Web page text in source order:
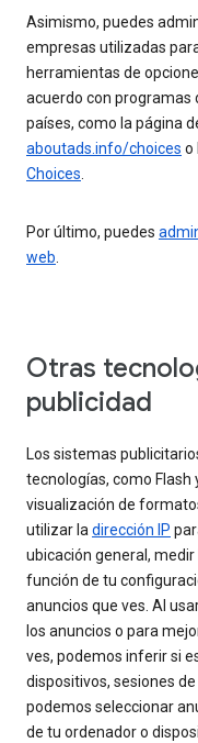
Asimismo, puedes
empresas utilizadas
herramientas de
acuerdo con programas
países, como la página
aboutads.info/choices o
Choices.
Por último, puedes
web.
Otras
publicidad
Los sistemas
tecnologías, como Flash
visualización de
utilizar ladirección IP
ubicación general, medir
función de tu
anuncios que ves. Al
los anuncios o para
ves, podemos inferir si
dispositivos, sesiones
podemos seleccionar
de tu ordenador o